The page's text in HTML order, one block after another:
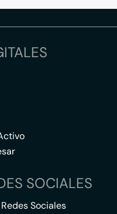
SOCIALES
Sociales